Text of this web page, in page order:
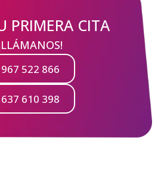
PRIMERA CITA
967 522 866
637 610 398